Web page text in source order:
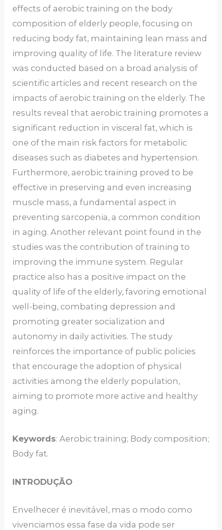
effects of aerobic training on the body
composition of elderly people, focusing on
reducing body fat, maintaining lean mass and
improving quality of life. The literature review
was conducted based on a broad analysis of
scientific articles and recent research on the
impacts of aerobic training on the elderly. The
results reveal that aerobic training promotes a
significant reduction in visceral fat, which is
one of the main risk factors for metabolic
diseases such as diabetes and hypertension.
Furthermore, aerobic training proved to be
effective in preserving and even increasing
muscle mass, a fundamental aspect in
preventing sarcopenia, a common condition
in aging. Another relevant point found in the
studies was the contribution of training to
improving the immune system. Regular
practice also has a positive impact on the
quality of life of the elderly, favoring emotional
well-being, combating depression and
promoting greater socialization and
autonomy in daily activities. The study
reinforces the importance of public policies
that encourage the adoption of physical
activities among the elderly population,
aiming to promote more active and healthy
aging.
Keywords: Aerobic training; Body composition;
Body fat.
INTRODUÇÃO
Envelhecer é inevitável, mas o modo como
vivenciamos essa fase da vida pode ser